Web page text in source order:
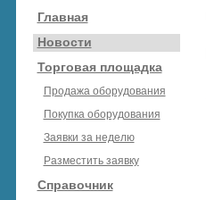
Главная
Новости
Торговая площадка
Продажа оборудования
Покупка оборудования
Заявки за неделю
Разместить заявку
Справочник